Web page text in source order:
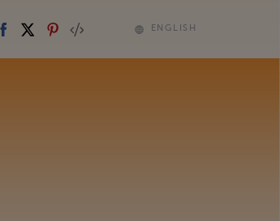
ENGLISH